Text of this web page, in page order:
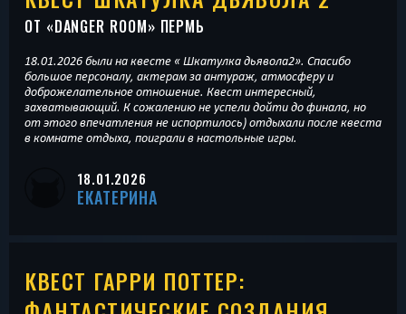
ОТ «DANGER ROOM» ПЕРМЬ
18.01.2026 были на квесте « Шкатулка дьявола2». Спасибо
большое персоналу, актерам за антураж, атмосферу и
доброжелательное отношение. Квест интересный,
захватывающий. К сожалению не успели дойти до финала, но
от этого впечатления не испортилось) отдыхали после квеста
в комнате отдыха, поиграли в настольные игры.
18.01.2026
ЕКАТЕРИНА
КВЕСТ ГАРРИ ПОТТЕР: